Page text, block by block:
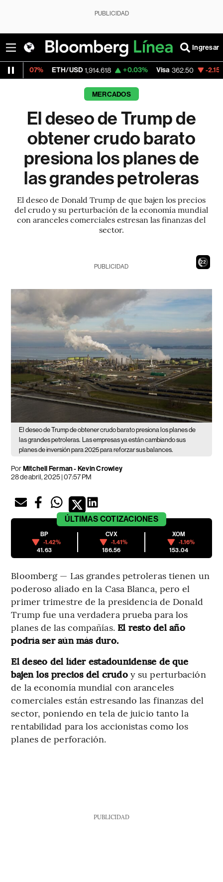
PUBLICIDAD
Ingresar
ETH/USD 1,914.618 +0.03% Visa 362.50 -2.15%
MERCADOS
El deseo de Trump de
obtener crudo barato
presiona los planes de
las grandes petroleras
El deseo de Donald Trump de que bajen los precios
del crudo y su perturbación de la economía mundial
con aranceles comerciales estresan las finanzas del
sector.
21
PUBLICIDAD
El deseo de Trump de obtener crudo barato presiona los planes de
las grandes petroleras. Las empresas ya están cambiando sus
planes de inversión para 2025 para reforzar sus balances.
PorMitchell Ferman - Kevin Crowley
28 de abril, 2025 | 07:57 PM
ÚLTIMAS COTIZACIONES
BP
-1.42%
41.63
CVX
-1.41%
186.56
XOM
-1.16%
153.04
Bloomberg — Las grandes petroleras tienen un
poderoso aliado en la Casa Blanca, pero el
primer trimestre de la presidencia de Donald
Trump fue una verdadera prueba para los
planes de las compañías. El resto del año
podría ser aún más duro.
El deseo del líder estadounidense de que
bajen los precios del crudoy su perturbación
de la economía mundial con aranceles
comerciales están estresando las finanzas del
sector, poniendo en tela de juicio tanto la
rentabilidad para los accionistas como los
planes de perforación.
PUBLICIDAD